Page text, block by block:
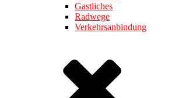
Gastliches
Radwege
Verkehrsanbindung